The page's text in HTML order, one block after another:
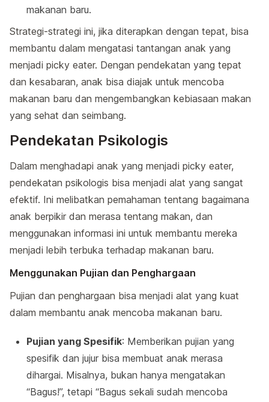
makanan baru.
Strategi-strategi ini, jika diterapkan dengan tepat, bisa
membantu dalam mengatasi tantangan anak yang
menjadi picky eater. Dengan pendekatan yang tepat
dan kesabaran, anak bisa diajak untuk mencoba
makanan baru dan mengembangkan kebiasaan makan
yang sehat dan seimbang.
Pendekatan Psikologis
Dalam menghadapi anak yang menjadi picky eater,
pendekatan psikologis bisa menjadi alat yang sangat
efektif. Ini melibatkan pemahaman tentang bagaimana
anak berpikir dan merasa tentang makan, dan
menggunakan informasi ini untuk membantu mereka
menjadi lebih terbuka terhadap makanan baru.
Menggunakan Pujian dan Penghargaan
Pujian dan penghargaan bisa menjadi alat yang kuat
dalam membantu anak mencoba makanan baru.
Pujian yang Spesifik: Memberikan pujian yang
spesifik dan jujur bisa membuat anak merasa
dihargai. Misalnya, bukan hanya mengatakan
“Bagus!”, tetapi “Bagus sekali sudah mencoba